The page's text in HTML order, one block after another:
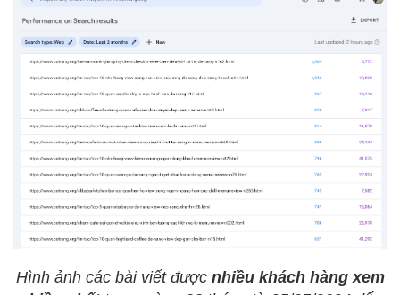
Hình ảnh các bài viết được nhiều khách hàng xem